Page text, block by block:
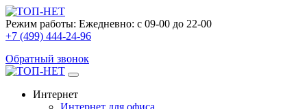
Режим работы: Ежедневно: с 09-00 до 22-00
+7 (499) 444-24-96
Обратный звонок
Интернет
Интернет для офиса